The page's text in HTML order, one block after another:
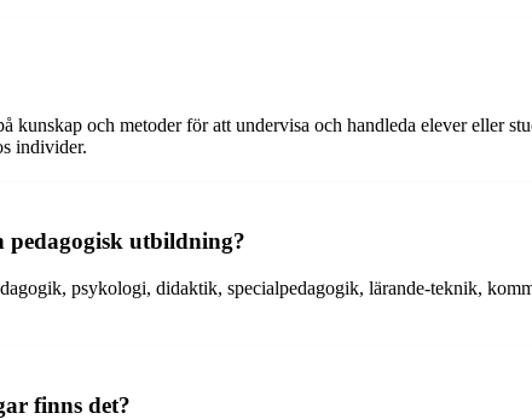
och metoder för att undervisa och handleda elever eller
individer.
pedagogisk utbildning?
psykologi, didaktik, specialpedagogik, lärande-teknik,
finns det?